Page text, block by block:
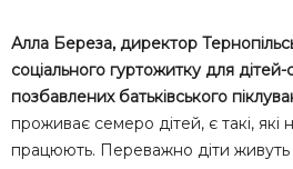
Алла Береза, директор
соціального гуртожитку для дітей-
позбавлених батьківського
проживає семеро дітей, є такі, які
працюють. Переважно діти живуть